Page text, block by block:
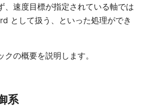
、速度目標が指定されている軸では
として扱う、といった処理ができ
の概要を説明します。
系